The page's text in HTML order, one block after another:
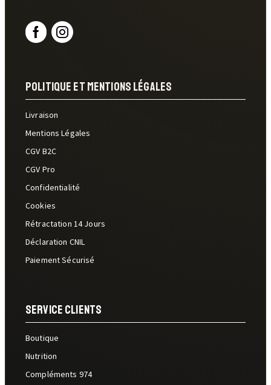
Politique Et Mentions Légales
Livraison
Mentions Légales
CGV B2C
CGV Pro
Confidentialité
Cookies
Rétractation 14 Jours
Déclaration CNIL
Paiement Sécurisé
Service Clients
Boutique
Nutrition
Compléments 974